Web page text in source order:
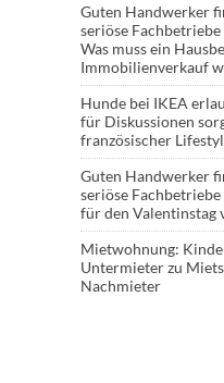
Guten Handwerker
seriöse Fachbetriebe
Was muss ein
Immobilienverkauf
Hunde bei IKEA
für Diskussionen
französischer
Guten Handwerker
seriöse Fachbetriebe
für den Valentinstag
Mietwohnung:
Untermieterzu
Nachmieter